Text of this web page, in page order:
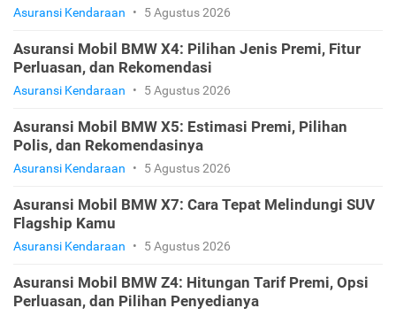
Asuransi Kendaraan • 5 Agustus 2026
Asuransi Mobil BMW X4: Pilihan Jenis Premi, Fitur
Perluasan, dan Rekomendasi
Asuransi Kendaraan • 5 Agustus 2026
Asuransi Mobil BMW X5: Estimasi Premi, Pilihan
Polis, dan Rekomendasinya
Asuransi Kendaraan • 5 Agustus 2026
Asuransi Mobil BMW X7: Cara Tepat Melindungi SUV
Flagship Kamu
Asuransi Kendaraan • 5 Agustus 2026
Asuransi Mobil BMW Z4: Hitungan Tarif Premi, Opsi
Perluasan, dan Pilihan Penyedianya